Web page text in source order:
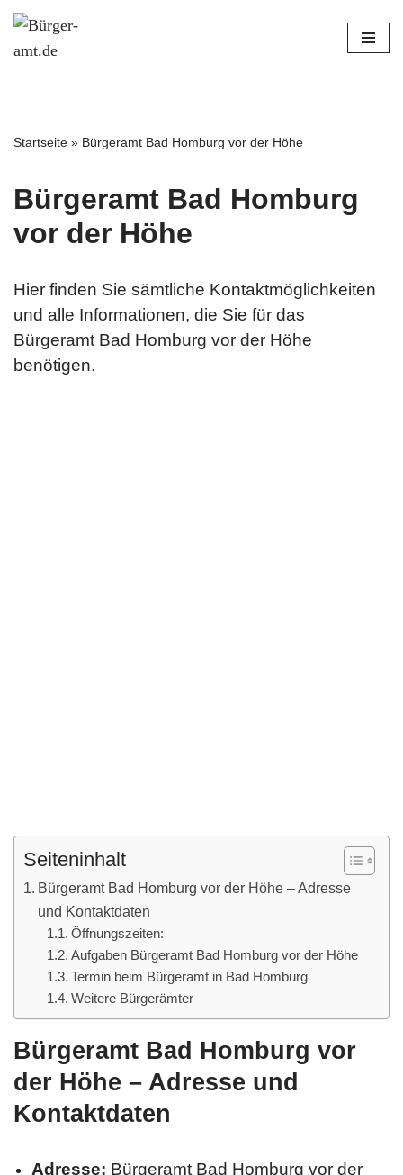
Zum
Startseite » Bürgeramt Bad Homburg vor der Höhe
Bürgeramt Bad Homburg
vor der Höhe
Hier finden Sie sämtliche Kontaktmöglichkeiten
und alle Informationen, die Sie für das
Bürgeramt Bad Homburg vor der Höhe
benötigen.
Seiteninhalt
Bürgeramt Bad Homburg vor der Höhe – Adresse
und Kontaktdaten
Öffnungszeiten:
Aufgaben Bürgeramt Bad Homburg vor der Höhe
Termin beim Bürgeramt in Bad Homburg
Weitere Bürgerämter
Bürgeramt Bad Homburg vor
der Höhe – Adresse und
Kontaktdaten
Adresse: Bürgeramt Bad Homburg vor der